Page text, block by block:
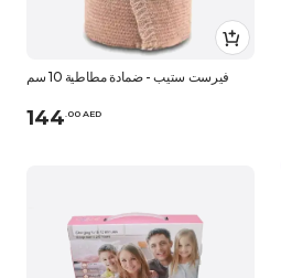
فيرست ستيب - ضمادة مطاطية 10 سم
144.00 AED